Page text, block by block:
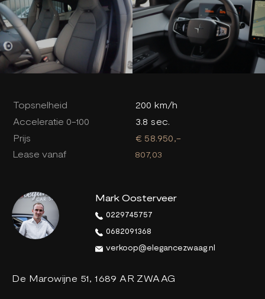
Topsnelheid
200 km/h
Acceleratie 0-100
3.8 sec.
Prijs
€ 58.950,-
Lease vanaf
807,03
Mark Oosterveer
0229745757
0682091368
verkoop@elegancezwaag.nl
De Marowijne 51, 1689 AR ZWAAG